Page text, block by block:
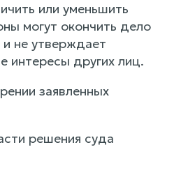
или уменьшить
могут окончить дело
не утверждает
интересы других лиц.
заявленных
решения суда